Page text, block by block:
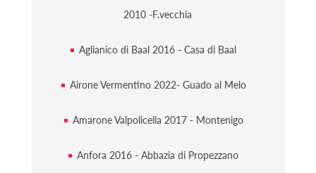
2010 -F.vecchia
Aglianico di Baal 2016 - Casa di Baal
Airone Vermentino 2022- Guado al Melo
Amarone Valpolicella 2017 - Montenigo
Anfora 2016 - Abbazia di Propezzano